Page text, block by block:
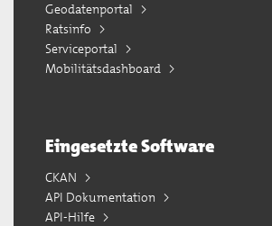
Geodatenportal
Ratsinfo
Serviceportal
Mobilitätsdashboard
Eingesetzte Software
CKAN
API Dokumentation
API-Hilfe